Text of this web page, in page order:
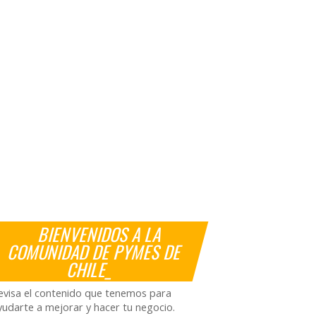
BIENVENIDOS A LA
COMUNIDAD DE PYMES DE
CHILE_
el contenido que tenemos para
a mejorar y hacer tu negocio.